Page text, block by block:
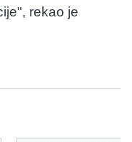
rekao je